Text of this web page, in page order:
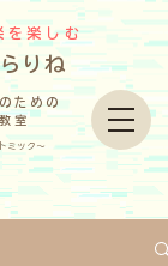
を楽しむ
ための
室
りね
ミック～